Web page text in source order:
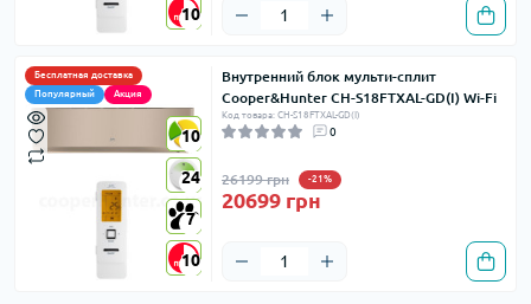
10
10
Бесплатная доставка
Популярный
Акция
10
24
7
10
10
24
7
10
Внутренний блок мульти-сплит
Cooper&Hunter CH-S18FTXAL-GD(I) Wi-Fi
Код товара: CH-S18FTXAL-GD(I)
0
26199 грн -21%
20699 грн